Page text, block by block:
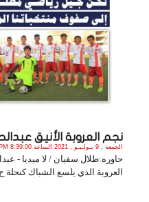
نجم العروبة الأنيق
الجمعة , 9 يـولـيـو , 2021 الساعة 8:39:00 PM
حاوره:طلال سفيان / لا ميديا -
العروبة الذي يلسع الشباك كنحلة ح.